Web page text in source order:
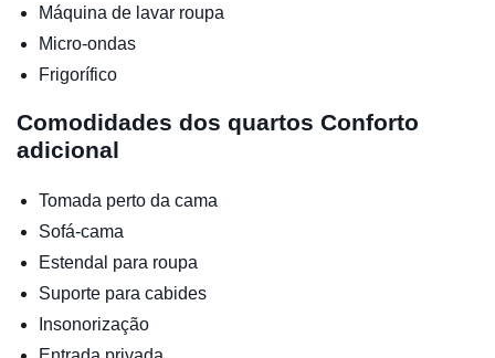
Máquina de lavar roupa
Micro-ondas
Frigorífico
Comodidades dos quartos Conforto
adicional
Tomada perto da cama
Sofá-cama
Estendal para roupa
Suporte para cabides
Insonorização